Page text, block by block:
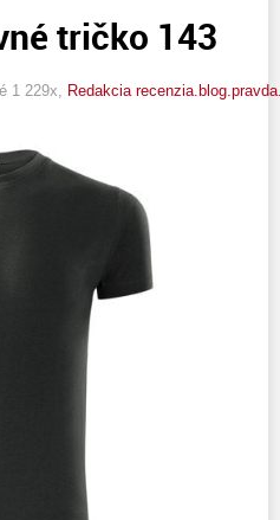
tričko 143
1 229x, Redakcia